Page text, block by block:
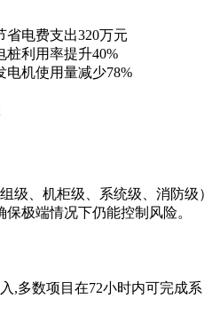
省电费支出320万元
桩利用率提升40%
电机使用量减少78%
级、机柜级、系统级、消防级）
极端情况下仍能控制风险。
,多数项目在72小时内可完成系